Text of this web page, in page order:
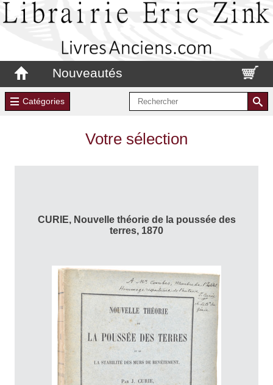
Nouveautés
Catégories
Votre sélection
CURIE, Nouvelle théorie de la poussée des
terres, 1870